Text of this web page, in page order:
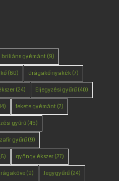
briliáns gyémánt (9)
(60) drágakő nyakék(7)
(24) Eljegyzési gyűrű(40)
fekete gyémánt (7)
gyűrű(45)
gyűrű(9)
gyöngy ékszer(27)
(9) Jegygyűrű(24)